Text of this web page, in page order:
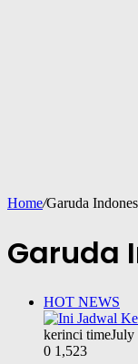
Home/Garuda
Garuda
HOT NEWS
kerinci timeJuly
0 1,523